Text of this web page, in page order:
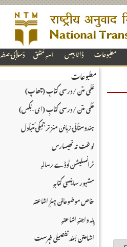
دٔسلٲبۍ صفہ اسہِ مُتلق ڈاٹا بیس مطبوعات
مطبوعات
عٔلمی متن / درسی کتابِ (چھاپ)
عٔلمی متن / درسی کتابِ (ای-بُکس)
ہندوستٲنۍ زبانن منز ترجمٕکۍ مُتبٲدل
لۄغت تہ تھیسارس
ٹرانسلیشن ٹوڈے رسالہٕ
مشہور ساینسی کتابہٕ
خاص موضوعاتن ہٕنزِ اشاعتہ
یٕنہ واجنہٕ اشاعتہٕ
اشاعتن ہُند تفصیلی فہرست